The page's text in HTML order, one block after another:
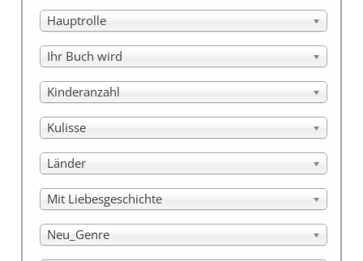
Hauptrolle
Ihr Buch wird
Kinderanzahl
Kulisse
Länder
Mit Liebesgeschichte
Neu_Genre